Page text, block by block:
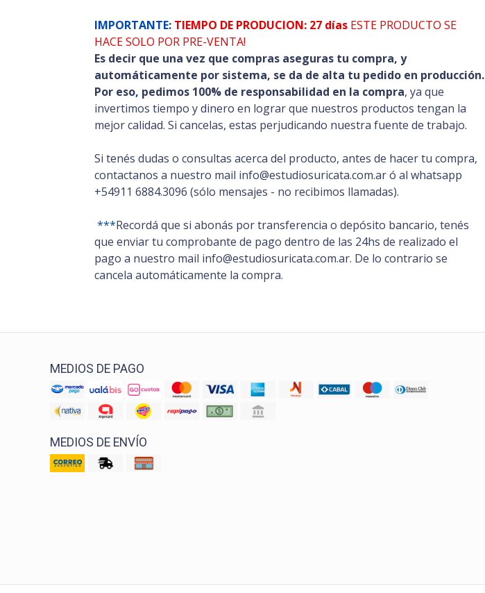
IMPORTANTE: TIEMPO DE PRODUCION: 27 días ESTE PRODUCTO SE
HACE SOLO POR PRE-VENTA!
Es decir que una vez que compras aseguras tu compra, y
automáticamente por sistema, se da de alta tu pedido en producción.
Por eso, pedimos 100% de responsabilidad en la compra, ya que
invertimos tiempo y dinero en lograr que nuestros productos tengan la
mejor calidad. Si cancelas, estas perjudicando nuestra fuente de trabajo.
Si tenés dudas o consultas acerca del producto, antes de hacer tu compra,
contactanos a nuestro mail info@estudiosuricata.com.ar ó al whatsapp
+54911 6884.3096 (sólo mensajes - no recibimos llamadas).
***Recordá que si abonás por transferencia o depósito bancario, tenés
que enviar tu comprobante de pago dentro de las 24hs de realizado el
pago a nuestro mail info@estudiosuricata.com.ar. De lo contrario se
cancela automáticamente la compra.
MEDIOS DE PAGO
MEDIOS DE ENVÍO